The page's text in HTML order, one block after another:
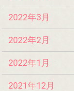
2022年3月
2022年2月
2022年1月
2021年12月